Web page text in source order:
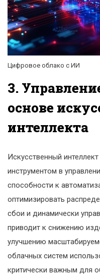
Цифровое облако с ИИ
3.
основе
интеллекта
Искусственный
инструментом в
способности к
оптимизировать
сбои и динамически
приводит к снижению
улучшению
облачных систем
критически важным для